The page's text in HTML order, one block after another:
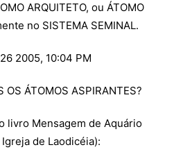
ARQUITETO, ou ÁTOMO
no SISTEMA SEMINAL.
2005, 10:04 PM
OS ÁTOMOS ASPIRANTES?
livro Mensagem de Aquário
de Laodicéia):